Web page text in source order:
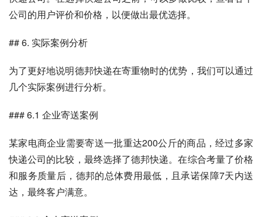
公司的用户评价和价格，以便做出最优选择。
## 6. 实际案例分析
为了更好地说明德邦快递在寄重物时的优势，我们可以通过
几个实际案例进行分析。
### 6.1 企业寄送案例
某家电商企业需要寄送一批重达200公斤的商品，经过多家
快递公司的比较，最终选择了德邦快递。在综合考量了价格
和服务质量后，德邦的总体费用最低，且承诺保障7天内送
达，最终客户满意。